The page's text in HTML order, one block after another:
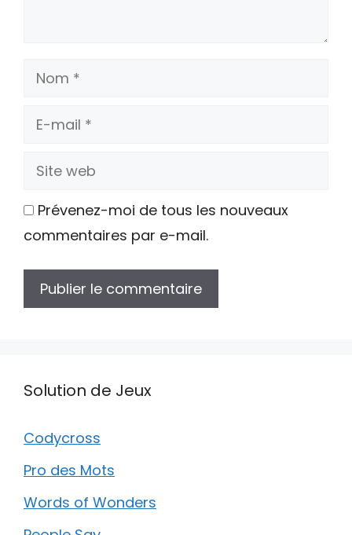
Nom
E-
Site
Prévenez-moi de tous les nouveaux
commentaires par e-mail.
Solution de Jeux
Codycross
Pro des Mots
Words of Wonders